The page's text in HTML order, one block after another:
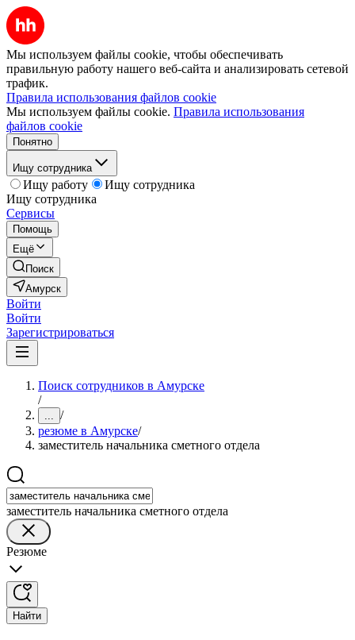
Мы используем файлы cookie, чтобы обеспечивать
правильную работу нашего веб-сайта и анализировать сетевой
трафик.
Правила использования файлов cookie
Мы используем файлы cookie. Правила использования
файлов cookie
Понятно
Ищу сотрудника
Ищу работу
Ищу сотрудника
Ищу сотрудника
Сервисы
Помощь
Ещё
Поиск
Амурск
Войти
Войти
Зарегистрироваться
Поиск сотрудников в Амурске
/
... /
резюме в Амурске/
заместитель начальника сметного отдела
заместитель начальника сметного отдела
Резюме
Найти